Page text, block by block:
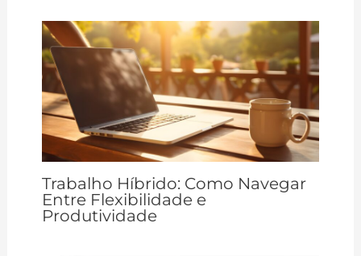
Trabalho Híbrido: Como Navegar
Entre Flexibilidade e
Produtividade